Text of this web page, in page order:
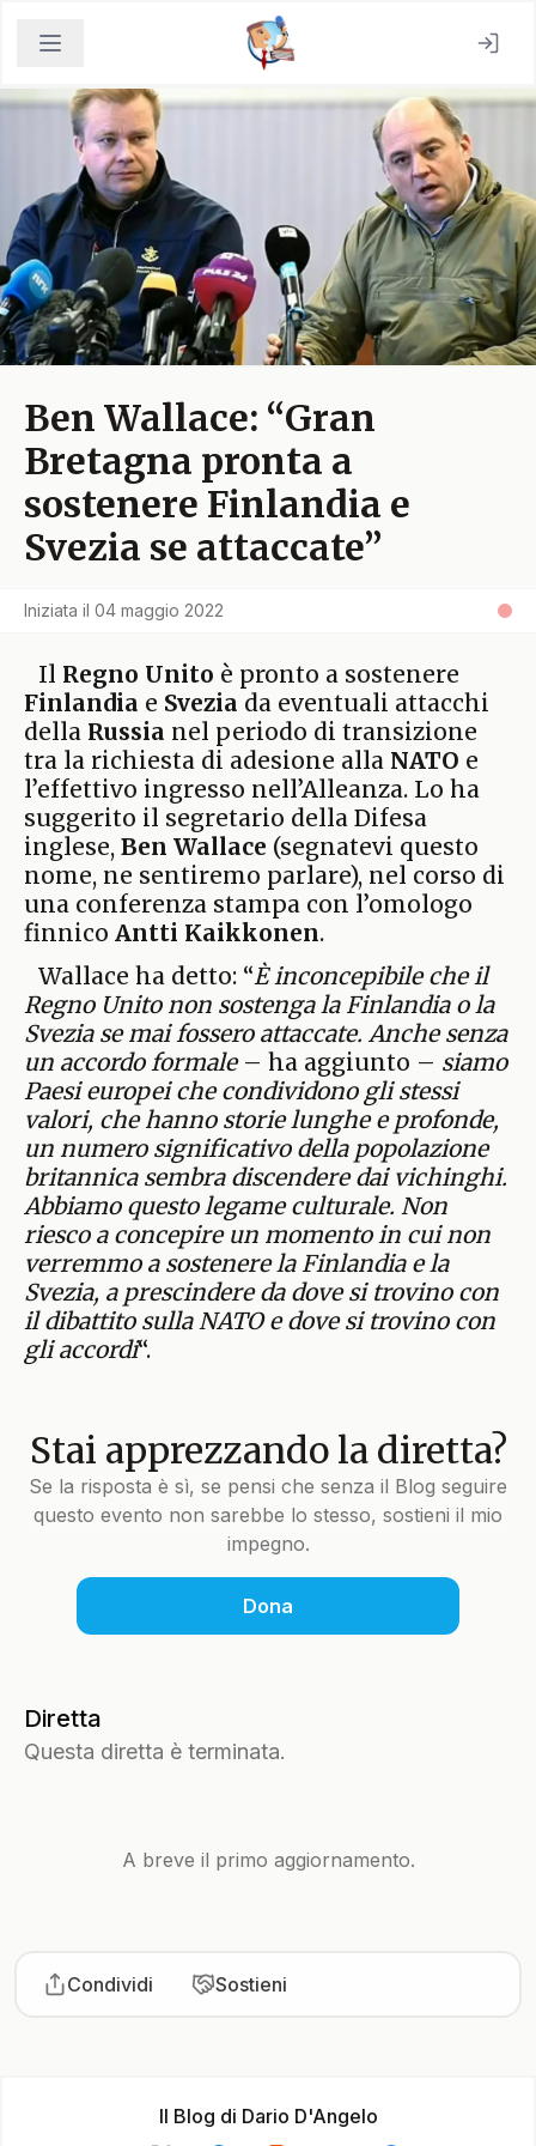
Ben Wallace: “Gran
Bretagna pronta a
sostenere Finlandia e
Svezia se attaccate”
Iniziata il 04 maggio 2022
Il Regno Unito è pronto a sostenere
Finlandia e Svezia da eventuali attacchi
della Russia nel periodo di transizione
tra la richiesta di adesione alla NATO e
l’effettivo ingresso nell’Alleanza. Lo ha
suggerito il segretario della Difesa
inglese, Ben Wallace (segnatevi questo
nome, ne sentiremo parlare), nel corso di
una conferenza stampa con l’omologo
finnico Antti Kaikkonen.
Wallace ha detto: “È inconcepibile che il
Regno Unito non sostenga la Finlandia o la
Svezia se mai fossero attaccate. Anche senza
un accordo formale– ha aggiunto – siamo
Paesi europei che condividono gli stessi
valori, che hanno storie lunghe e profonde,
un numero significativo della popolazione
britannica sembra discendere dai vichinghi.
Abbiamo questo legame culturale. Non
riesco a concepire un momento in cui non
verremmo a sostenere la Finlandia e la
Svezia, a prescindere da dove si trovino con
il dibattito sulla NATO e dove si trovino con
gli accordi“.
Stai apprezzando la diretta?
Se la risposta è sì, se pensi che senza il Blog seguire
questo evento non sarebbe lo stesso, sostieni il mio
impegno.
Dona
Diretta
Questa diretta è terminata.
A breve il primo aggiornamento.
Condividi Sostieni
Il Blog di Dario D'Angelo